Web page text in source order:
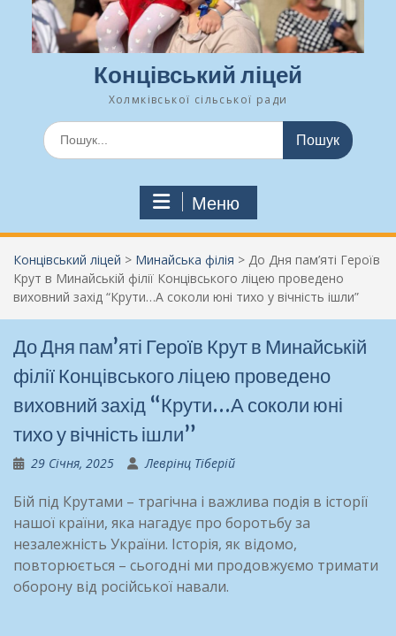
Концівський ліцей
Холмківської сільської ради
Шукати:
Меню
Концівський ліцей > Минайська філія > До Дня пам’яті Героїв
Крут в Минайській філії Концівського ліцею проведено
виховний захід “Крути…А соколи юні тихо у вічність ішли”
До Дня пам’яті Героїв Крут в Минайській
філії Концівського ліцею проведено
виховний захід “Крути…А соколи юні
тихо у вічність ішли”
29 Січня, 2025 Леврінц Тіберій
Бій під Крутами – трагічна і важлива подія в історії
нашої країни, яка нагадує про боротьбу за
незалежність України. Історія, як відомо,
повторюється – сьогодні ми продовжуємо тримати
оборону від російської навали.